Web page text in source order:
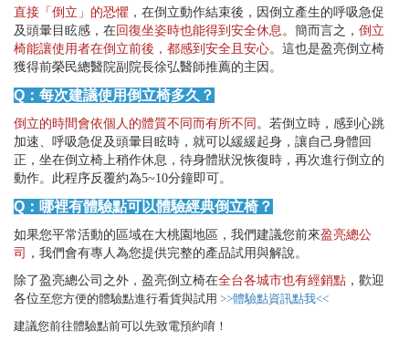
直接「倒立」的恐懼 ，在倒立動作結束後，因倒立產生的呼吸急促
及頭暈目眩感，在回復坐姿時也能得到安全休息 。簡而言之， 倒立
椅能讓使用者在倒立前後，都感到安全且安心。這也是盈亮倒立椅
獲得前榮民總醫院副院長徐弘醫師推薦的主因。
Q：每次建議使用倒立椅多久？
倒立的時間會依個人的體質不同而有所不同 。若倒立時，感到心跳
加速、呼吸急促及頭暈目眩時，就可以緩緩起身，讓自己身體回
正，坐在倒立椅上稍作休息，待身體狀況恢復時，再次進行倒立的
動作。此程序反覆約為5~10分鐘即可。
Q：哪裡有體驗點可以體驗經典倒立椅？
如果您平常活動的區域在大桃園地區，我們建議您前來盈亮總公
司 ，我們會有專人為您提供完整的產品試用與解說。
除了盈亮總公司之外，盈亮倒立椅在全台各城市也有經銷點 ，歡迎
各位至您方便的體驗點進行看貨與試用 >>體驗點資訊點我<<
建議您前往體驗點前可以先致電預約唷！